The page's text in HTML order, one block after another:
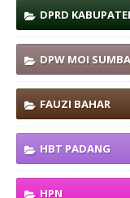
DPRD
DPW MOI
FAUZI BAHAR
HBT PADANG
HPN